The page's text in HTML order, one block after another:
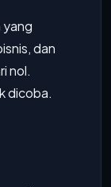
yang
dan
nol.
dicoba.